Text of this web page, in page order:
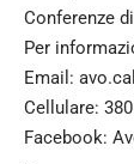
Conferenze
Per
Email:
Cellulare:
Facebook: